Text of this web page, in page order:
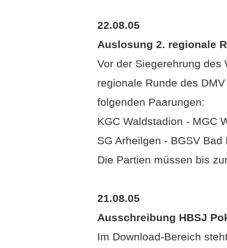
22.08.05
Auslosung 2. regionale
Vor der Siegerehrung
regionale Runde des
folgenden Paarungen:
KGC Waldstadion - MGC
SG Arheilgen - BGSV
Die Partien müssen bis
21.08.05
Ausschreibung HBSJ
Im Download-Bereich